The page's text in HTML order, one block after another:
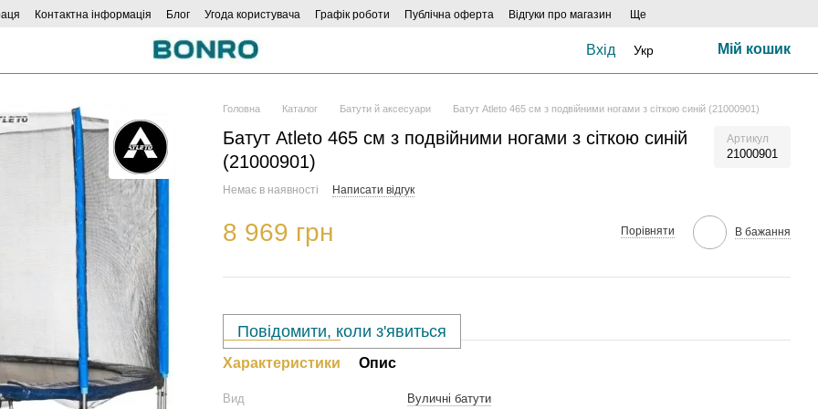
Контактна інформація Блог Угода користувача Графік роботи Публічна оферта Відгуки про магазин Ще
Вхід Укр Мій кошик
Головна Каталог Батути й аксесуари Батут Atleto 465 см з подвійними ногами з сіткою синій (21000901)
Батут Atleto 465 см з подвійними ногами з сіткою синій
(21000901)
Артикул
21000901
Немає в наявності Написати відгук
8 969 грн Порівняти В бажання
Повідомити, коли з'явиться
Характеристики Опис
Вид
Вуличні батути